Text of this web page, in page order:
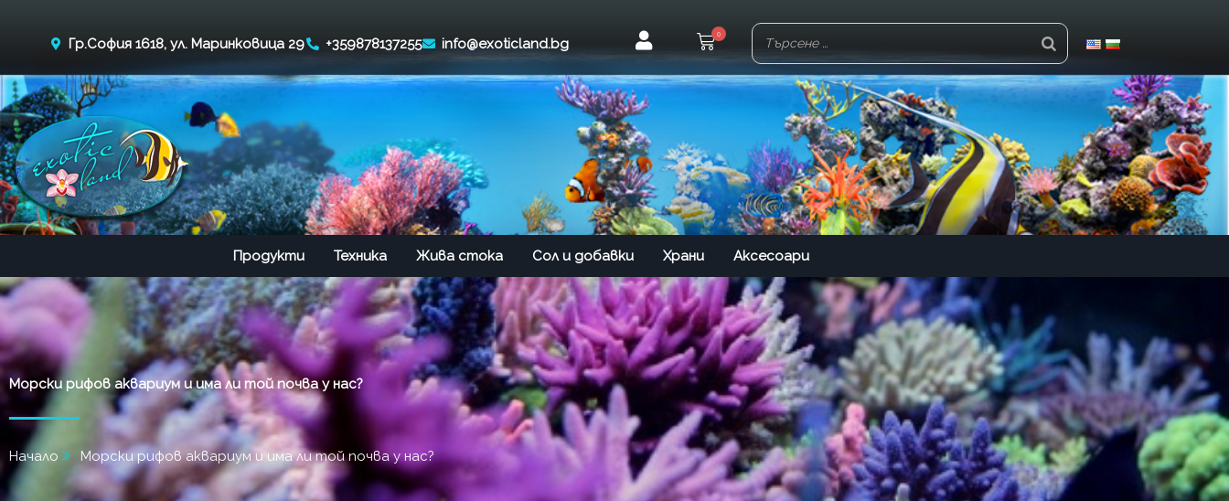
Гр.София 1618, ул. Маринковица 29 +359878137255 info@exoticland.bg
0
Продукти Техника Жива стока Сол и добавки Храни Аксесоари
Морски рифов аквариум и има ли той почва у нас?
Начало Морски рифов аквариум и има ли той почва у нас?